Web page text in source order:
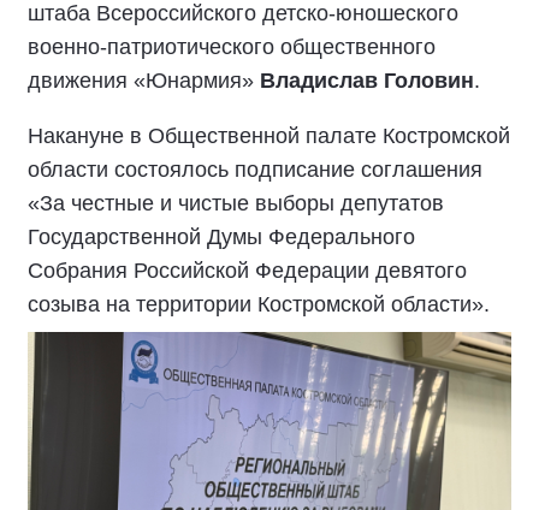
штаба Всероссийского детско-юношеского
военно-патриотического общественного
движения «Юнармия» Владислав Головин.
Накануне в Общественной палате Костромской
области состоялось подписание соглашения
«За честные и чистые выборы депутатов
Государственной Думы Федерального
Собрания Российской Федерации девятого
созыва на территории Костромской области».